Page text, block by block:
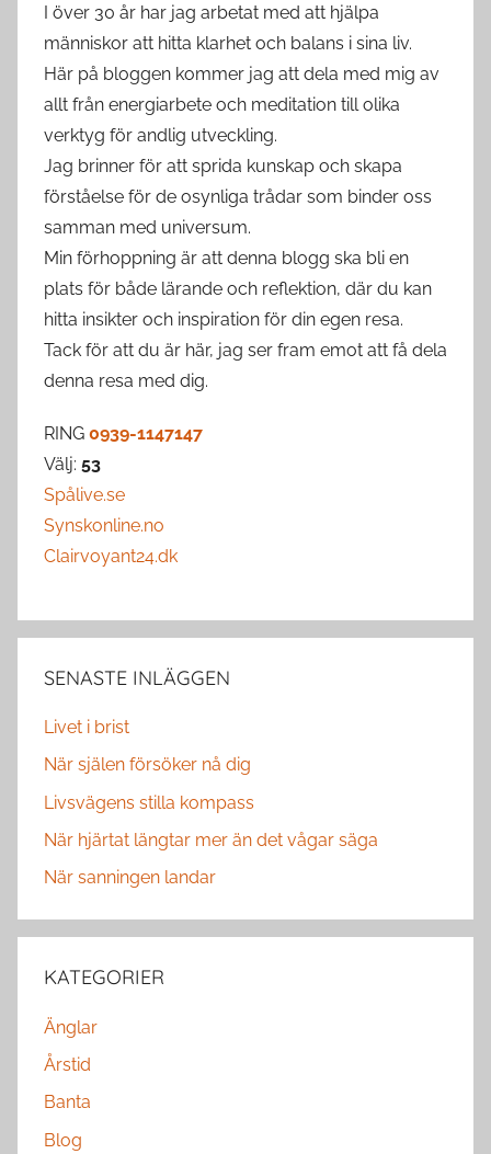
I över 30 år har jag arbetat med att hjälpa
människor att hitta klarhet och balans i sina liv.
Här på bloggen kommer jag att dela med mig av
allt från energiarbete och meditation till olika
verktyg för andlig utveckling.
Jag brinner för att sprida kunskap och skapa
förståelse för de osynliga trådar som binder oss
samman med universum.
Min förhoppning är att denna blogg ska bli en
plats för både lärande och reflektion, där du kan
hitta insikter och inspiration för din egen resa.
Tack för att du är här, jag ser fram emot att få dela
denna resa med dig.
RING 0939-1147147
Välj: 53
Spålive.se
Synskonline.no
Clairvoyant24.dk
SENASTE INLÄGGEN
Livet i brist
När själen försöker nå dig
Livsvägens stilla kompass
När hjärtat längtar mer än det vågar säga
När sanningen landar
KATEGORIER
Änglar
Årstid
Banta
Blog